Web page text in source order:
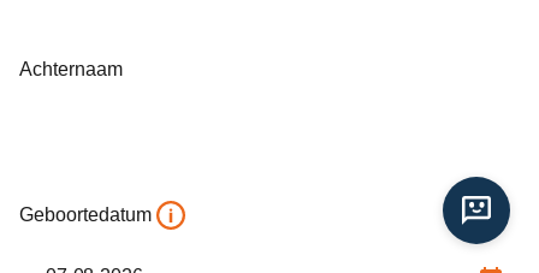
Achternaam
Geboortedatum